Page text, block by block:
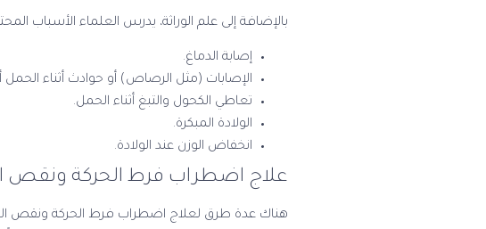
بالإضافة إلى علم الوراثة، يدرس العلماء الأسباب
إصابة الدماغ.
الإصابات (مثل الرصاص) أو حوادث أثناء
تعاطي الكحول والتبغ أثناء الحمل.
الولادة المبكرة.
انخفاض الوزن عند الولادة.
علاج اضطراب فرط الحركة ونقص
هناك عدة طرق لعلاج اضطراب فرط الحركة ونقص